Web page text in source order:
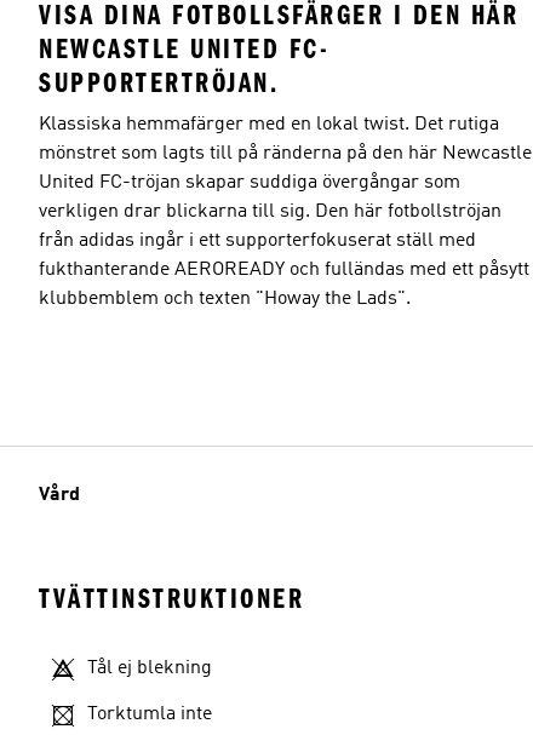
VISA DINA FOTBOLLSFÄRGER I DEN HÄR
NEWCASTLE UNITED FC-
SUPPORTERTRÖJAN.
Klassiska hemmafärger med en lokal twist. Det rutiga
mönstret som lagts till på ränderna på den här Newcastle
United FC-tröjan skapar suddiga övergångar som
verkligen drar blickarna till sig. Den här fotbollströjan
från adidas ingår i ett supporterfokuserat ställ med
fukthanterande AEROREADY och fulländas med ett påsytt
klubbemblem och texten "Howay the Lads".
Vård
TVÄTTINSTRUKTIONER
Tål ej blekning
Torktumla inte